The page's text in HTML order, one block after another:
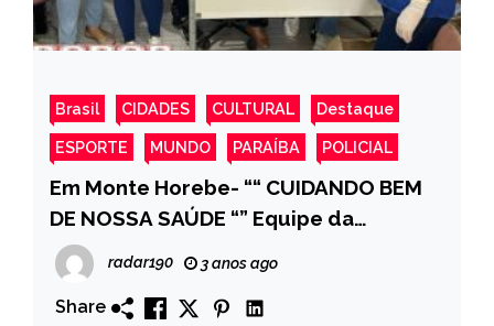
Brasil CIDADES CULTURAL Destaque
ESPORTE MUNDO PARAÍBA POLICIAL
Em Monte Horebe- ““ CUIDANDO BEM
DE NOSSA SAÚDE “” Equipe da
Unidade Básica de Saúde Joaquim
Saraiva de Moura Realiza Intervenção
com Abordagem da Prevenção do
radar190 3 anos ago
Share